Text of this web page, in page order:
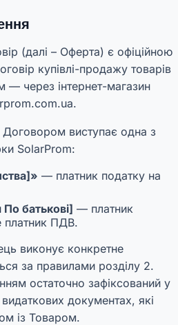
(далі – Оферта) є офіційною
купівлі-продажу товарів
— через інтернет-магазин
виступає одна з
SolarProm:
— платник податку на
батькові] — платник
платник ПДВ.
виконує конкретне
за правилами розділу 2.
остаточно зафіксований у
документах, які
із Товаром.